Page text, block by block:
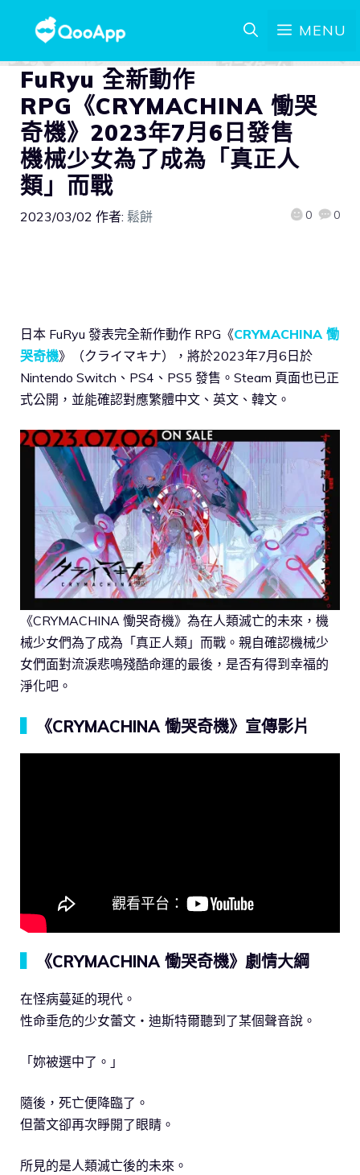
MENU
FuRyu 全新動作
RPG《CRYMACHINA 慟哭
奇機》2023年7月6日發售
機械少女為了成為「真正人
類」而戰
2023/03/02 作者: 鬆餅 0 0
日本 FuRyu 發表完全新作動作 RPG《CRYMACHINA 慟
哭奇機》（クライマキナ），將於2023年7月6日於
Nintendo Switch、PS4、PS5 發售。Steam 頁面也已正
式公開，並能確認對應繁體中文、英文、韓文。
《CRYMACHINA 慟哭奇機》為在人類滅亡的未來，機
械少女們為了成為「真正人類」而戰。親自確認機械少
女們面對流淚悲鳴殘酷命運的最後，是否有得到幸福的
淨化吧。
《CRYMACHINA 慟哭奇機》宣傳影片
《CRYMACHINA 慟哭奇機》劇情大綱
在怪病蔓延的現代。
性命垂危的少女蕾文‧迪斯特爾聽到了某個聲音說。
「妳被選中了。」
隨後，死亡便降臨了。
但蕾文卻再次睜開了眼睛。
所見的是人類滅亡後的未來。